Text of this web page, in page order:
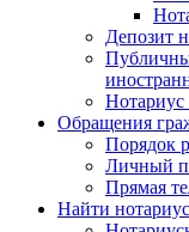
Депозит
Нотариус
Обращения
Порядок
Личный
Прямая
Найти